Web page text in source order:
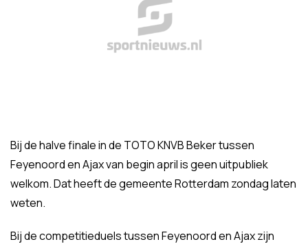
Bij de halve finale in de TOTO KNVB Beker tussen
Feyenoord en Ajax van begin april is geen uitpubliek
welkom. Dat heeft de gemeente Rotterdam zondag laten
weten.
Bij de competitieduels tussen Feyenoord en Ajax zijn